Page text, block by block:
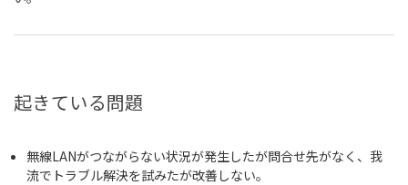
起きている問題
無線LANがつながらない状況が発生したが問合せ先がなく、我
流でトラブル解決を試みたが改善しない。